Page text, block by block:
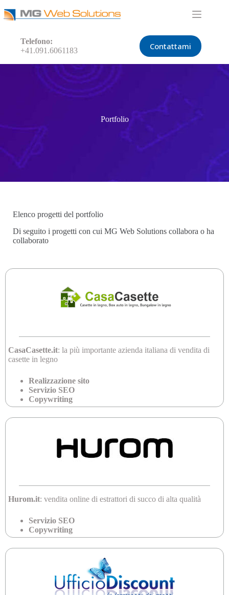
Telefono:
+41.091.6061183
Contattami
Portfolio
Elenco progetti del portfolio
Di seguito i progetti con cui MG Web Solutions collabora o ha
collaborato
CasaCasette.it: la più importante azienda italiana di vendita di
casette in legno
Realizzazione sito
Servizio SEO
Copywriting
Hurom.it: vendita online di estrattori di succo di alta qualità
Servizio SEO
Copywriting